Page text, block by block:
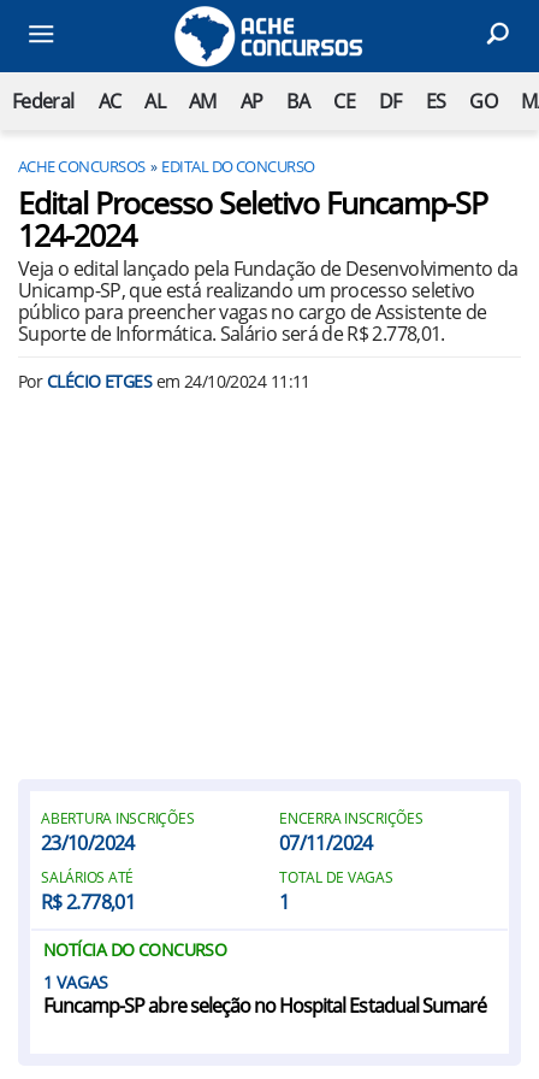
Federal AC AL AM AP BA CE DF ES GO
ACHE CONCURSOS EDITAL DO CONCURSO
Edital Processo Seletivo Funcamp-SP
124-2024
Veja o edital lançado pela Fundação de Desenvolvimento da
Unicamp-SP, que está realizando um processo seletivo
público para preencher vagas no cargo de Assistente de
Suporte de Informática. Salário será de R$ 2.778,01.
PorCLÉCIO ETGESem 24/10/2024 11:11
ABERTURA INSCRIÇÕES
23/10/2024
ENCERRA INSCRIÇÕES
07/11/2024
SALÁRIOS ATÉ
R$ 2.778,01
TOTAL DE VAGAS
1
NOTÍCIA DO CONCURSO
1
Funcamp-SP abre seleção no Hospital Estadual Sumaré